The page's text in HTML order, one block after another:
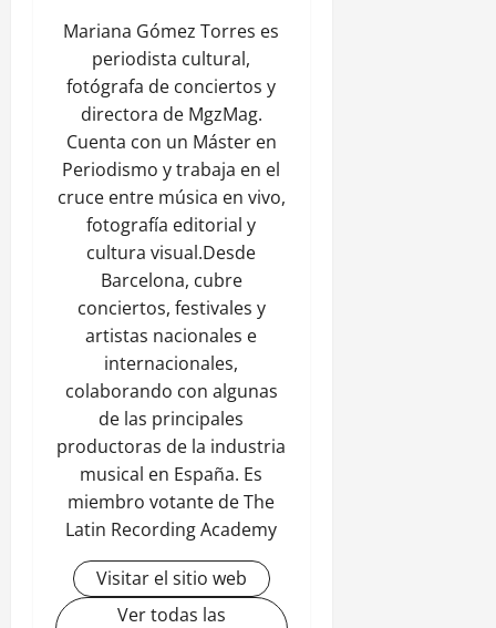
Mariana Gómez Torres es
periodista cultural,
fotógrafa de conciertos y
directora de MgzMag.
Cuenta con un Máster en
Periodismo y trabaja en el
cruce entre música en vivo,
fotografía editorial y
cultura visual.Desde
Barcelona, cubre
conciertos, festivales y
artistas nacionales e
internacionales,
colaborando con algunas
de las principales
productoras de la industria
musical en España. Es
miembro votante de The
Latin Recording Academy
Visitar el sitio web
Ver todas las